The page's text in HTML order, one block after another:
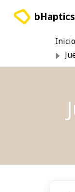
bHaptics
Inicio